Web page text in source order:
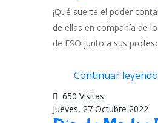
¡Qué suerte el poder
de ellas en compañía de
de ESO junto a sus
Continuar leyendo
650 Visitas
Jueves, 27 Octubre 2022